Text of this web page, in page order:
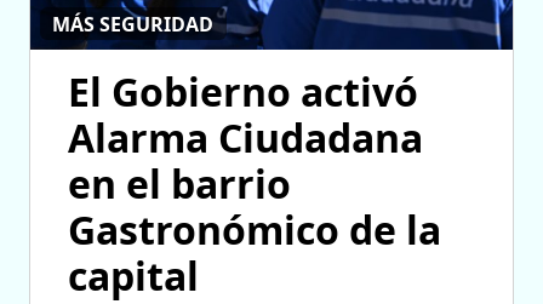
MÁS SEGURIDAD
El Gobierno activó
Alarma Ciudadana
en el barrio
Gastronómico de la
capital